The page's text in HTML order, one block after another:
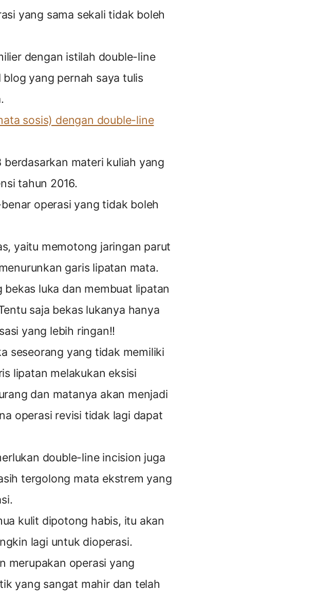
yang sama sekali tidak boleh
dengan istilah double-line
yang pernah saya tulis
sosis) dengan double-line
materi kuliah yang
tahun 2016.
operasi yang tidak boleh
yaitu memotong jaringan parut
garis lipatan mata.
luka dan membuat lipatan
saja bekas lukanya hanya
yang lebih ringan!!
seseorang yang tidak memiliki
lipatan melakukan eksisi
dan matanya akan menjadi
operasi revisi tidak lagi dapat
double-line incision juga
tergolong mata ekstrem yang
kulit dipotong habis, itu akan
lagi untuk dioperasi.
merupakan operasi yang
yang sangat mahir dan telah